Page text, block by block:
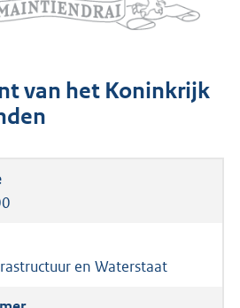
van het Koninkrijk
en Waterstaat